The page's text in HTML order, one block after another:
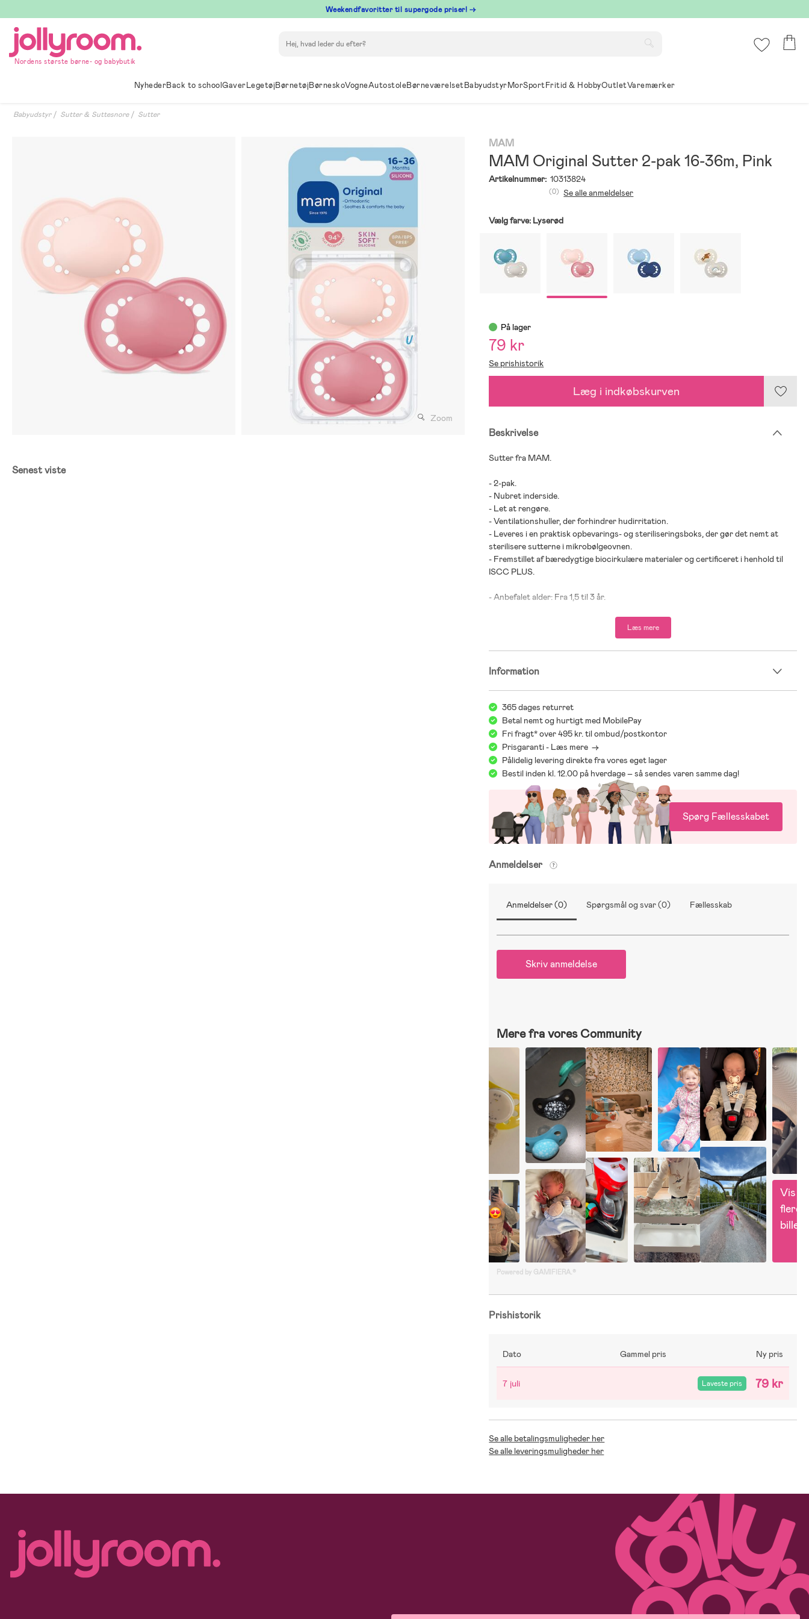
till
innehållet
⁠ Weekendfavoritter til supergode priser! →
Nordens største børne- og babybutik
NyhederBack to schoolGaverLegetøjBørnetøjBørneskoVogneAutostoleBørneværelsetBabyudstyrMorSportFritid & HobbyOutletVaremærker
Babyudstyr Sutter & Suttesnore Sutter
Zoom
Senest viste
MAM
MAM Original Sutter 2-pak 16-36m, Pink
Artikelnummer: 10313824
(0) Se alle anmeldelser
Vælg farve: Lyserød
På lager
79 kr
Se prishistorik
Læg i indkøbskurven
Beskrivelse
Sutter fra MAM.
- 2-pak.
- Nubret inderside.
- Let at rengøre.
- Ventilationshuller, der forhindrer hudirritation.
- Leveres i en praktisk opbevarings- og steriliseringsboks, der gør det nemt at
sterilisere sutterne i mikrobølgeovnen.
- Fremstillet af bæredygtige biocirkulære materialer og certificeret i henhold til
ISCC PLUS.
- Anbefalet alder: Fra 1,5 til 3 år.
Læs mere
Information
365 dages returret
Betal nemt og hurtigt med MobilePay
Fri fragt* over 495 kr. til ombud/postkontor
Prisgaranti - Læs mere ->
Pålidelig levering direkte fra vores eget lager
Bestil inden kl. 12.00 på hverdage – så sendes varen samme dag!
Spørg Fællesskabet
Anmeldelser
Anmeldelser (0) Spørgsmål og svar (0) Fællesskab
Skriv anmeldelse
Mere fra vores Community
Vis
flere
Powered by GAMIFIERA.®
Prishistorik
Dato Gammel pris Ny pris
7 juli Laveste pris 79 kr
Se alle betalingsmuligheder her
Se alle leveringsmuligheder her